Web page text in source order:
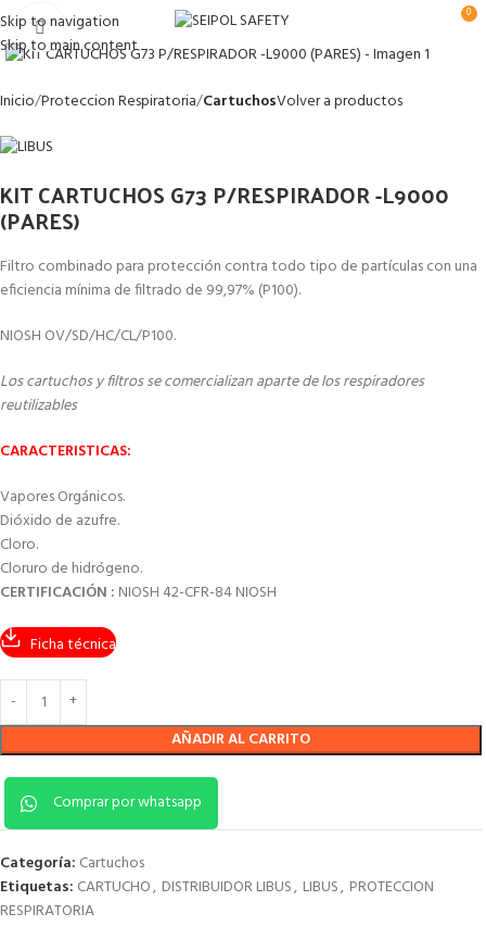
Skip to navigation
Skip to main content
0
Clic para ampliar
Inicio Proteccion Respiratoria CartuchosVolver a productos
KIT CARTUCHOS G73 P/RESPIRADOR -L9000
(PARES)
Filtro combinado para protección contra todo tipo de partículas con una
eficiencia mínima de filtrado de 99,97% (P100).
NIOSH OV/SD/HC/CL/P100.
Los cartuchos y filtros se comercializan aparte de los respiradores
reutilizables
CARACTERISTICAS:
Vapores Orgánicos.
Dióxido de azufre.
Cloro.
Cloruro de hidrógeno.
CERTIFICACIÓN : NIOSH 42-CFR-84 NIOSH
Ficha técnica
AÑADIR AL CARRITO
Comprar por whatsapp
Categoría: Cartuchos
Etiquetas: CARTUCHO, DISTRIBUIDOR LIBUS, LIBUS, PROTECCION
RESPIRATORIA